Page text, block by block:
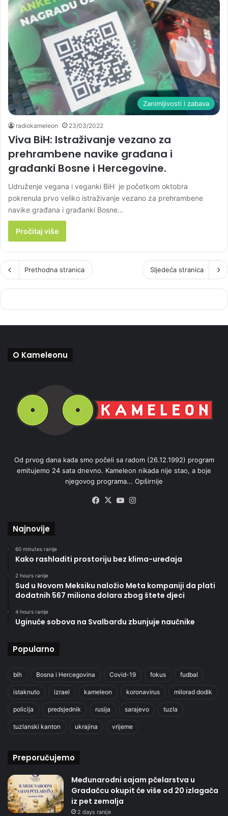
Zanimljivosti i zabava
radiokameleon 23/03/2022
Viva BiH: Istraživanje vezano za
prehrambene navike građana i
građanki Bosne i Hercegovine.
Udruženje vegana i veganki BiH je početkom oktobra
pokrenula prvo veliko istraživanje vezano za prehrambene
navike građana i građanki Bosne…
Pročitaj više
Prethodna stranica Sljedeća stranica
O Kameleonu
Od prvog dana kada smo počeli sa radom (26.12.1992) program
emitujemo 24 sata dnevno. Kameleon nikada nije stao, a boje
njegovog programa... Opširnije
Facebook
X YouTube
Najnovije
60 minutes ranije
Kako rashladiti prostoriju bez klima-uređaja
2 hours ranije
Sud u Novom Meksiku naložio Meta kompaniji da plati
dodatnih 567 miliona dolara zbog štete djeci
4 hours ranije
Uginuće sobova na Svalbardu zbunjuje naučnike
Popularno
bih Bosna i Hercegovina Covid-19 fokus fudbal
istaknuto izrael kameleon koronavirus milorad dodik
policija predsjednik rusija sarajevo tuzla
tuzlanski kanton ukrajina vrijeme
Preporučujemo
Međunarodni sajam pčelarstva u
Gradačcu okupit će više od 20 izlagača
iz pet zemalja
2 days ranije